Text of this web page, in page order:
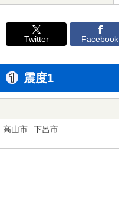
Twitter Facebook
震度1
高山市 下呂市